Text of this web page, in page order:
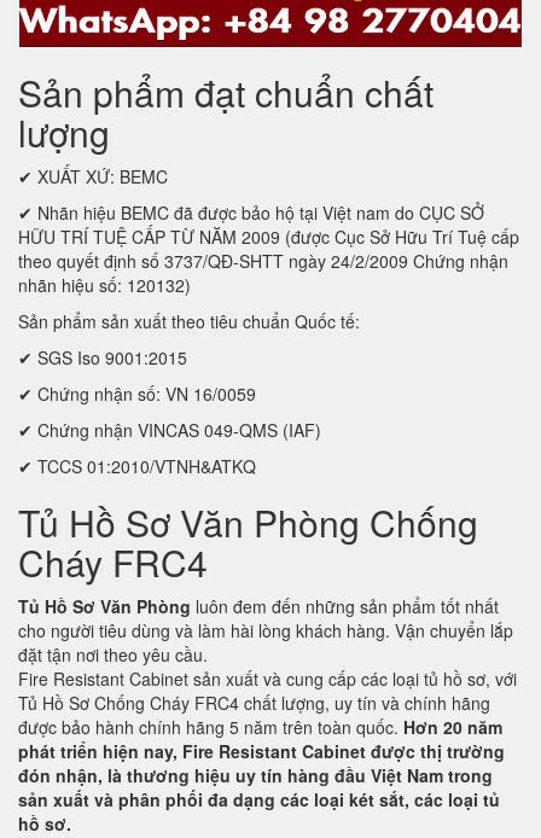
Sản phẩm đạt chuẩn chất
lượng
✔ XUẤT XỨ: BEMC
✔ Nhãn hiệu BEMC đã được bảo hộ tại Việt nam do CỤC SỞ
HỮU TRÍ TUỆ CẤP TỪ NĂM 2009 (được Cục Sở Hữu Trí Tuệ cấp
theo quyết định số 3737/QĐ-SHTT ngày 24/2/2009 Chứng nhận
nhãn hiệu số: 120132)
Sản phẩm sản xuất theo tiêu chuẩn Quốc tế:
✔ SGS Iso 9001:2015
✔ Chứng nhận số: VN 16/0059
✔ Chứng nhận VINCAS 049-QMS (IAF)
✔ TCCS 01:2010/VTNH&ATKQ
Tủ Hồ Sơ Văn Phòng Chống
Cháy FRC4
Tủ Hồ Sơ Văn Phòng luôn đem đến những sản phẩm tốt nhất
cho người tiêu dùng và làm hài lòng khách hàng. Vận chuyển lắp
đặt tận nơi theo yêu cầu.
Fire Resistant Cabinet sản xuất và cung cấp các loại tủ hồ sơ, với
Tủ Hồ Sơ Chống Cháy FRC4 chất lượng, uy tín và chính hãng
được bảo hành chính hãng 5 năm trên toàn quốc. Hơn 20 năm
phát triển hiện nay, Fire Resistant Cabinet được thị trường
đón nhận, là thương hiệu uy tín hàng đầu Việt Nam trong
sản xuất và phân phối đa dạng các loại két sắt, các loại tủ
hồ sơ.